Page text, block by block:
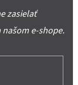
zasielať
e-shope.